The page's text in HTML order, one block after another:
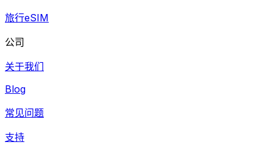
旅行eSIM
公司
关于我们
Blog
常见问题
支持